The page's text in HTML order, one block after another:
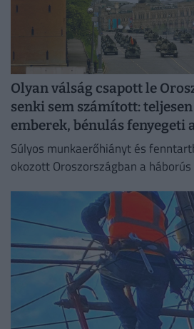
Olyan válság csapott le
senki sem számított:
emberek, bénulás fenyegeti
Súlyos munkaerőhiányt és
okozott Oroszországban a